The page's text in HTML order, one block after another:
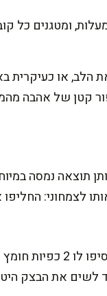
אוהבים קובה מטוגנת – מחממים שמן
או כעיקרית
קטן של אהבה
תוצאה נמסה
לצמחוני:
טיפ קטן שלא תמצאו בכל מקום
לשים את הבצק